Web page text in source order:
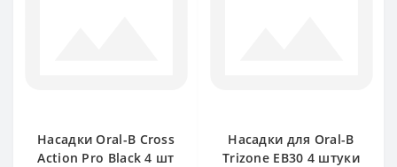
Насадки Oral-B Cross
Action Pro Black 4 шт
Насадки для Oral-B
Trizone EB30 4 штуки